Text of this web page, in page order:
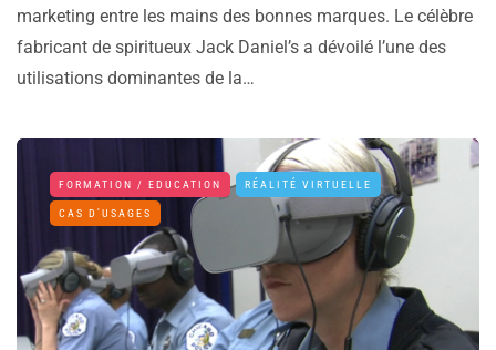
marketing entre les mains des bonnes marques. Le célèbre
fabricant de spiritueux Jack Daniel’s a dévoilé l’une des
utilisations dominantes de la…
FORMATION / EDUCATION RÉALITÉ VIRTUELLE
CAS D'USAGES